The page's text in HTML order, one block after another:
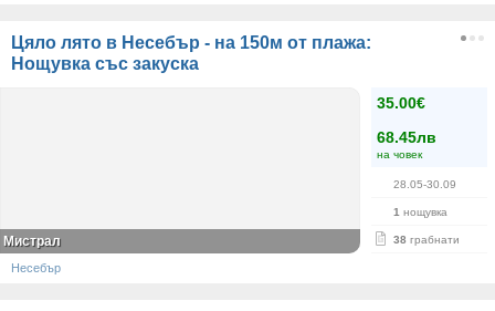
Цяло лято в Несебър - на 150м от плажа:
Нощувка със закуска
35.00€
68.45лв
на човек
28.05-30.09
1 нощувка
38 грабнати
Мистрал
Несебър